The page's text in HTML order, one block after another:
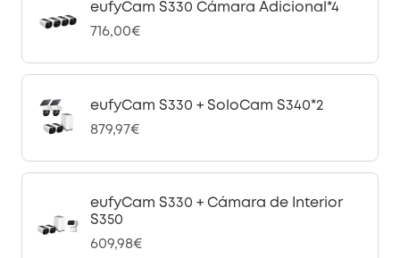
eufyCam S330 Cámara Adicional*4
716,00€
eufyCam S330 + SoloCam S340*2
879,97€
eufyCam S330 + Cámara de Interior
S350
609,98€